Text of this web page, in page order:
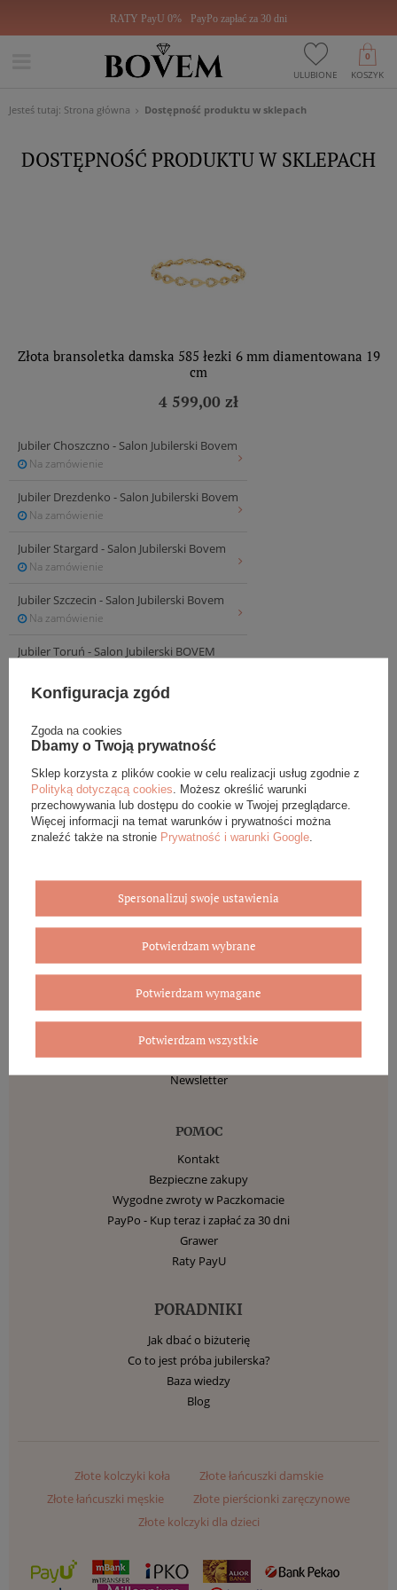
RATY PayU 0% PayPo zapłać za 30 dni
ULUBIONE KOSZYK
0
Jesteś tutaj: Strona główna Dostępność produktu w sklepach
DOSTĘPNOŚĆ PRODUKTU W SKLEPACH
Złota bransoletka damska 585 łezki 6 mm diamentowana 19
cm
4 599,00 zł
Jubiler Choszczno - Salon Jubilerski Bovem
Na zamówienie
Jubiler Drezdenko - Salon Jubilerski Bovem
Na zamówienie
Jubiler Stargard - Salon Jubilerski Bovem
Na zamówienie
Jubiler Szczecin - Salon Jubilerski Bovem
Na zamówienie
Jubiler Toruń - Salon Jubilerski BOVEM
INFORMACJE
Informacje o sklepie
Wysyłka
Sposoby płatności i prowizje
Polityka prywatności
Odstąpienie od umowy
MOJE KONTO
Zarejestruj się
Moje zamówienia
Koszyk
Obserwowane
Historia transakcji
Newsletter
POMOC
Kontakt
Bezpieczne zakupy
Wygodne zwroty w Paczkomacie
PayPo - Kup teraz i zapłać za 30 dni
Grawer
Raty PayU
PORADNIKI
Jak dbać o biżuterię
Co to jest próba jubilerska?
Baza wiedzy
Blog
Złote kolczyki koła
Złote łańcuszki damskie
Złote łańcuszki męskie
Złote pierścionki zaręczynowe
Złote kolczyki dla dzieci
Konfiguracja zgód
Zgoda na cookies
Dbamy o Twoją prywatność
Sklep korzysta z plików cookie w celu realizacji usług zgodnie z
Polityką dotyczącą cookies . Możesz określić warunki
przechowywania lub dostępu do cookie w Twojej przeglądarce.
Więcej informacji na temat warunków i prywatności można
znaleźć także na stronie Prywatność i warunki Google
Spersonalizuj swoje ustawienia
Potwierdzam wybrane
Potwierdzam wymagane
Potwierdzam wszystkie